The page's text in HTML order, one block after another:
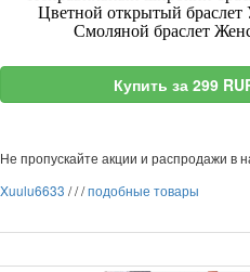
Цветной открытый
Смоляной браслет
Купить за 299
Не пропускайте акции и распродажи в
Xuulu6633 ///подобные товары